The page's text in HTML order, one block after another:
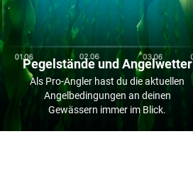
Pegelstände und Angelwetter
Als Pro-Angler hast du die aktuellen
Angelbedingungen an deinen
Gewässern immer im Blick.